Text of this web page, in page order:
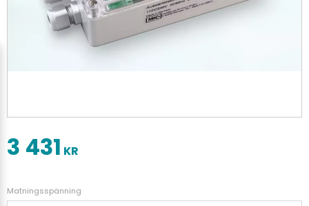
3 431 KR
Matningsspänning